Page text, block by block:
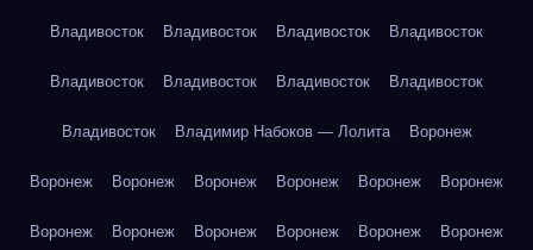
Владивосток Владивосток Владивосток Владивосток
Владивосток Владивосток Владивосток Владивосток
Владивосток Владимир Набоков — Лолита Воронеж
Воронеж Воронеж Воронеж Воронеж Воронеж Воронеж
Воронеж Воронеж Воронеж Воронеж Воронеж Воронеж